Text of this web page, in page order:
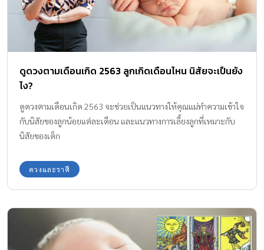
ดูดวงตามเดือนเกิด 2563 ลูกเกิดเดือนไหน นิสัยจะเป็นยัง
ไง?
ดูดวงตามเดือนเกิด 2563 จะช่วยเป็นแนวทางให้คุณแม่ทำความเข้าใจ
กับนิสัยของลูกน้อยแต่ละเดือน และแนวทางการเลี้ยงลูกที่เหมาะกับ
นิสัยของเด็ก
ดวงและราศี